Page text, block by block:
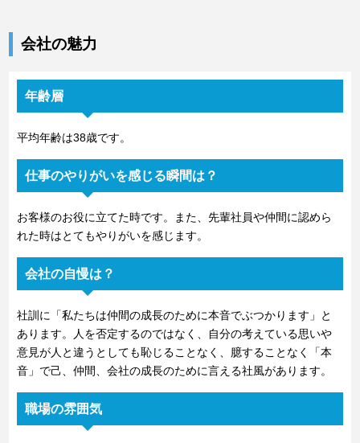
会社の魅力
年齢層
平均年齢は38歳です。
仕事のやりがいを感じる瞬間は？
お客様のお役に立てた時です。また、先輩社員や仲間に認めら
れた時はとてもやりがいを感じます。
会社の自慢は？
社訓に「私たちは仲間の成長のために本音でぶつかります」と
あります。人を否定するのではなく、自分の考えている思いや
意見が人と違うとしても恥じることなく、臆することなく「本
音」で己、仲間、会社の成長のために言える社風があります。
職場の雰囲気